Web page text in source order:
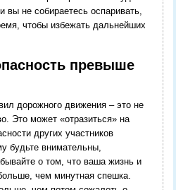
вы не собираетесь оспаривать,
чтобы избежать дальнейших
превыше
дорожного движения – это не
Это может «отразиться» на
других участников
будьте внимательны,
о том, что ваша жизнь и
чем минутная спешка.